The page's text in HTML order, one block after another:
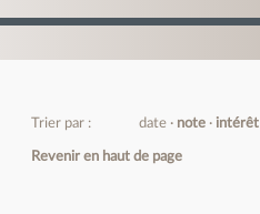
Trier par : date note intérêt
Revenir en haut de page